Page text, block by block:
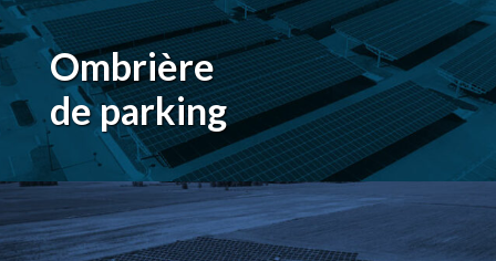
Ombrière
de parking